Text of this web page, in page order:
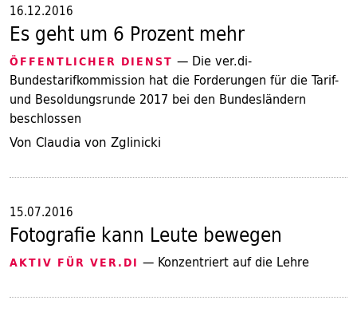
16.12.2016
Es geht um 6 Prozent mehr
ÖFFENTLICHER DIENST — Die ver.di-
Bundestarifkommission hat die Forderungen für die Tarif-
und Besoldungsrunde 2017 bei den Bundesländern
beschlossen
Von Claudia von Zglinicki
15.07.2016
Fotografie kann Leute bewegen
AKTIV FÜR VER.DI — Konzentriert auf die Lehre